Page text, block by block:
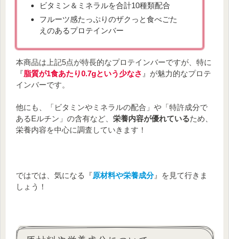
ビタミン＆ミネラルを合計10種類配合
フルーツ感たっぷりのザクっと食べごた
えのあるプロテインバー
本商品は上記5点が特長的なプロテインバーですが、特に
『脂質が1食あたり0.7gという少なさ 』が魅力的なプロテ
インバーです。
他にも、「ビタミンやミネラルの配合」や「特許成分で
あるEルチン」の含有など、 栄養内容が優れているため、
栄養内容を中心に調査していきます！
ではでは、気になる『原材料や栄養成分』を見て行きま
しょう！